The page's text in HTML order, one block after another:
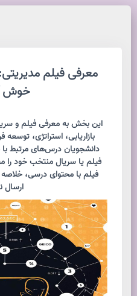
معرفی فیلم
خوش
این بخش به معرفی فیلم و
بازاریابی، استراتژی،
دانشجویان درس‌های مرتبط با
فیلم یا سریال منتخب خود را
فیلم با محتوای درسی، خلاصه
ارسال